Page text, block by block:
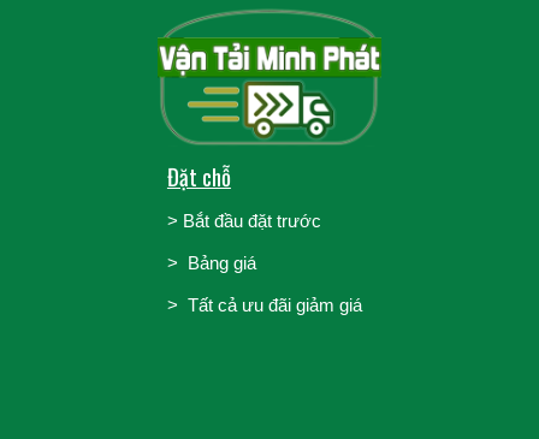
Đặt chỗ
> Bắt đầu đặt trước
> Bảng giá
> Tất cả ưu đãi giảm giá